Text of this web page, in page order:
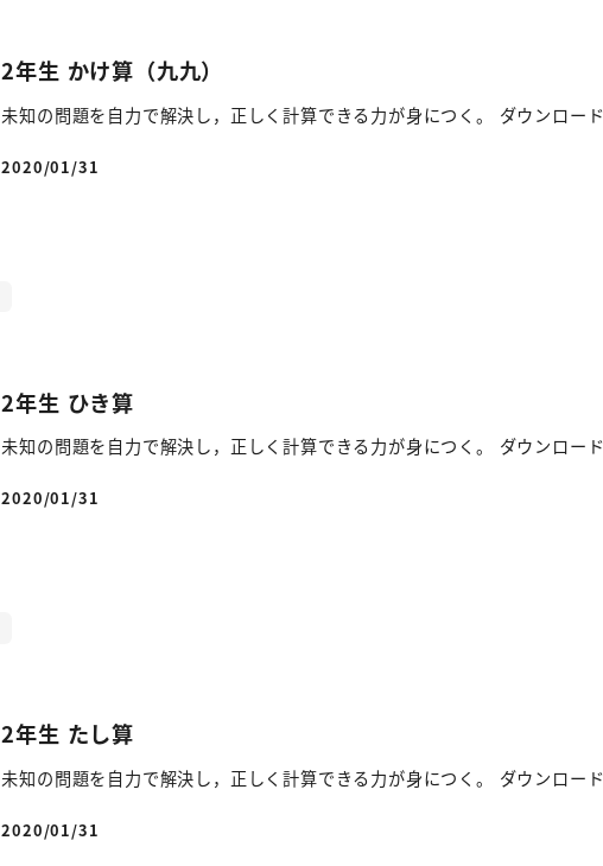
2年生 かけ算（九九）
未知の問題を自力で解決し，正しく計算できる力が身につく。 ダウンロード
投稿日
2020/01/31
2年生 ひき算
未知の問題を自力で解決し，正しく計算できる力が身につく。 ダウンロード
投稿日
2020/01/31
2年生 たし算
未知の問題を自力で解決し，正しく計算できる力が身につく。 ダウンロード
投稿日
2020/01/31